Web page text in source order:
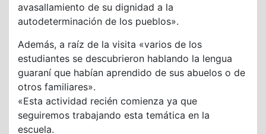
avasallamiento de su dignidad a la
autodeterminación de los pueblos».
Además, a raíz de la visita «varios de los
estudiantes se descubrieron hablando la lengua
guaraní que habían aprendido de sus abuelos o de
otros familiares».
«Esta actividad recién comienza ya que
seguiremos trabajando esta temática en la
escuela.